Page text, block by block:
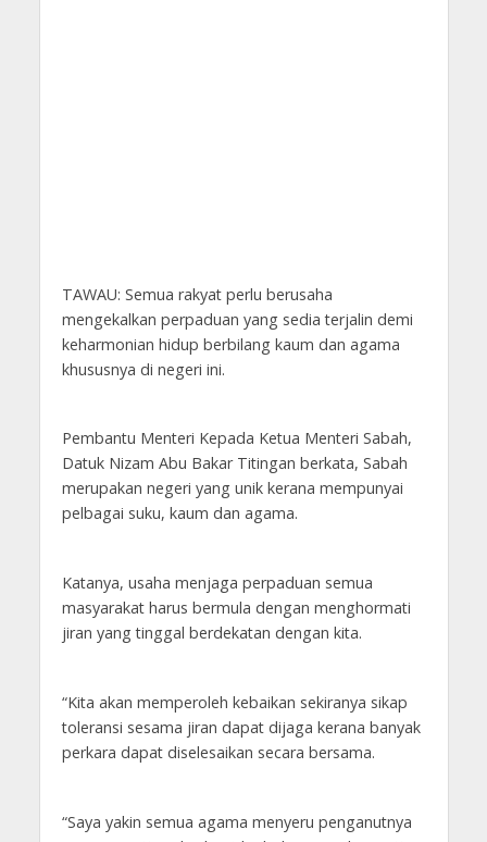
TAWAU: Semua rakyat perlu berusaha
mengekalkan perpaduan yang sedia terjalin demi
keharmonian hidup berbilang kaum dan agama
khususnya di negeri ini.
Pembantu Menteri Kepada Ketua Menteri Sabah,
Datuk Nizam Abu Bakar Titingan berkata, Sabah
merupakan negeri yang unik kerana mempunyai
pelbagai suku, kaum dan agama.
Katanya, usaha menjaga perpaduan semua
masyarakat harus bermula dengan menghormati
jiran yang tinggal berdekatan dengan kita.
“Kita akan memperoleh kebaikan sekiranya sikap
toleransi sesama jiran dapat dijaga kerana banyak
perkara dapat diselesaikan secara bersama.
“Saya yakin semua agama menyeru penganutnya